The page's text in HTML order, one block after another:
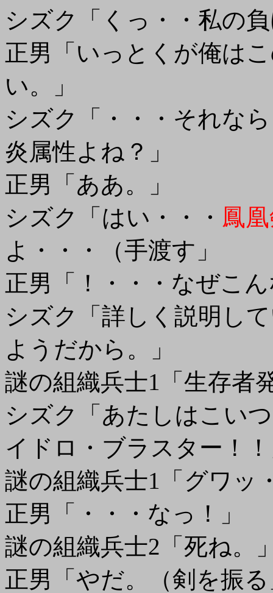
シズク「くっ・・私の
正男「いっとくが俺は
い。」
シズク「・・・それな
炎属性よね？」
正男「ああ。」
シズク「はい・・・ 鳳
よ・・・（手渡す」
正男「！・・・なぜこ
シズク「詳しく説明し
ようだから。」
謎の組織兵士1「生存者
シズク「あたしはこい
イドロ・ブラスター！
謎の組織兵士1「グワッ
正男「・・・なっ！」
謎の組織兵士2「死ね。
正男「やだ。（剣を振